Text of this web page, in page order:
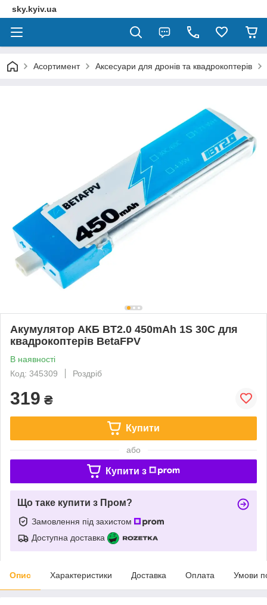
sky.kyiv.ua
Асортимент Аксесуари для дронів та квадрокоптерів
Акумулятор АКБ BT2.0 450mAh 1S 30C для
квадрокоптерів BetaFPV
В наявності
Код: 345309
Роздріб
319 ₴
Купити
або
Купити з
Що таке купити з Пром?
Замовлення під захистом
Доступна доставка
Опис Характеристики Доставка Оплата Умови